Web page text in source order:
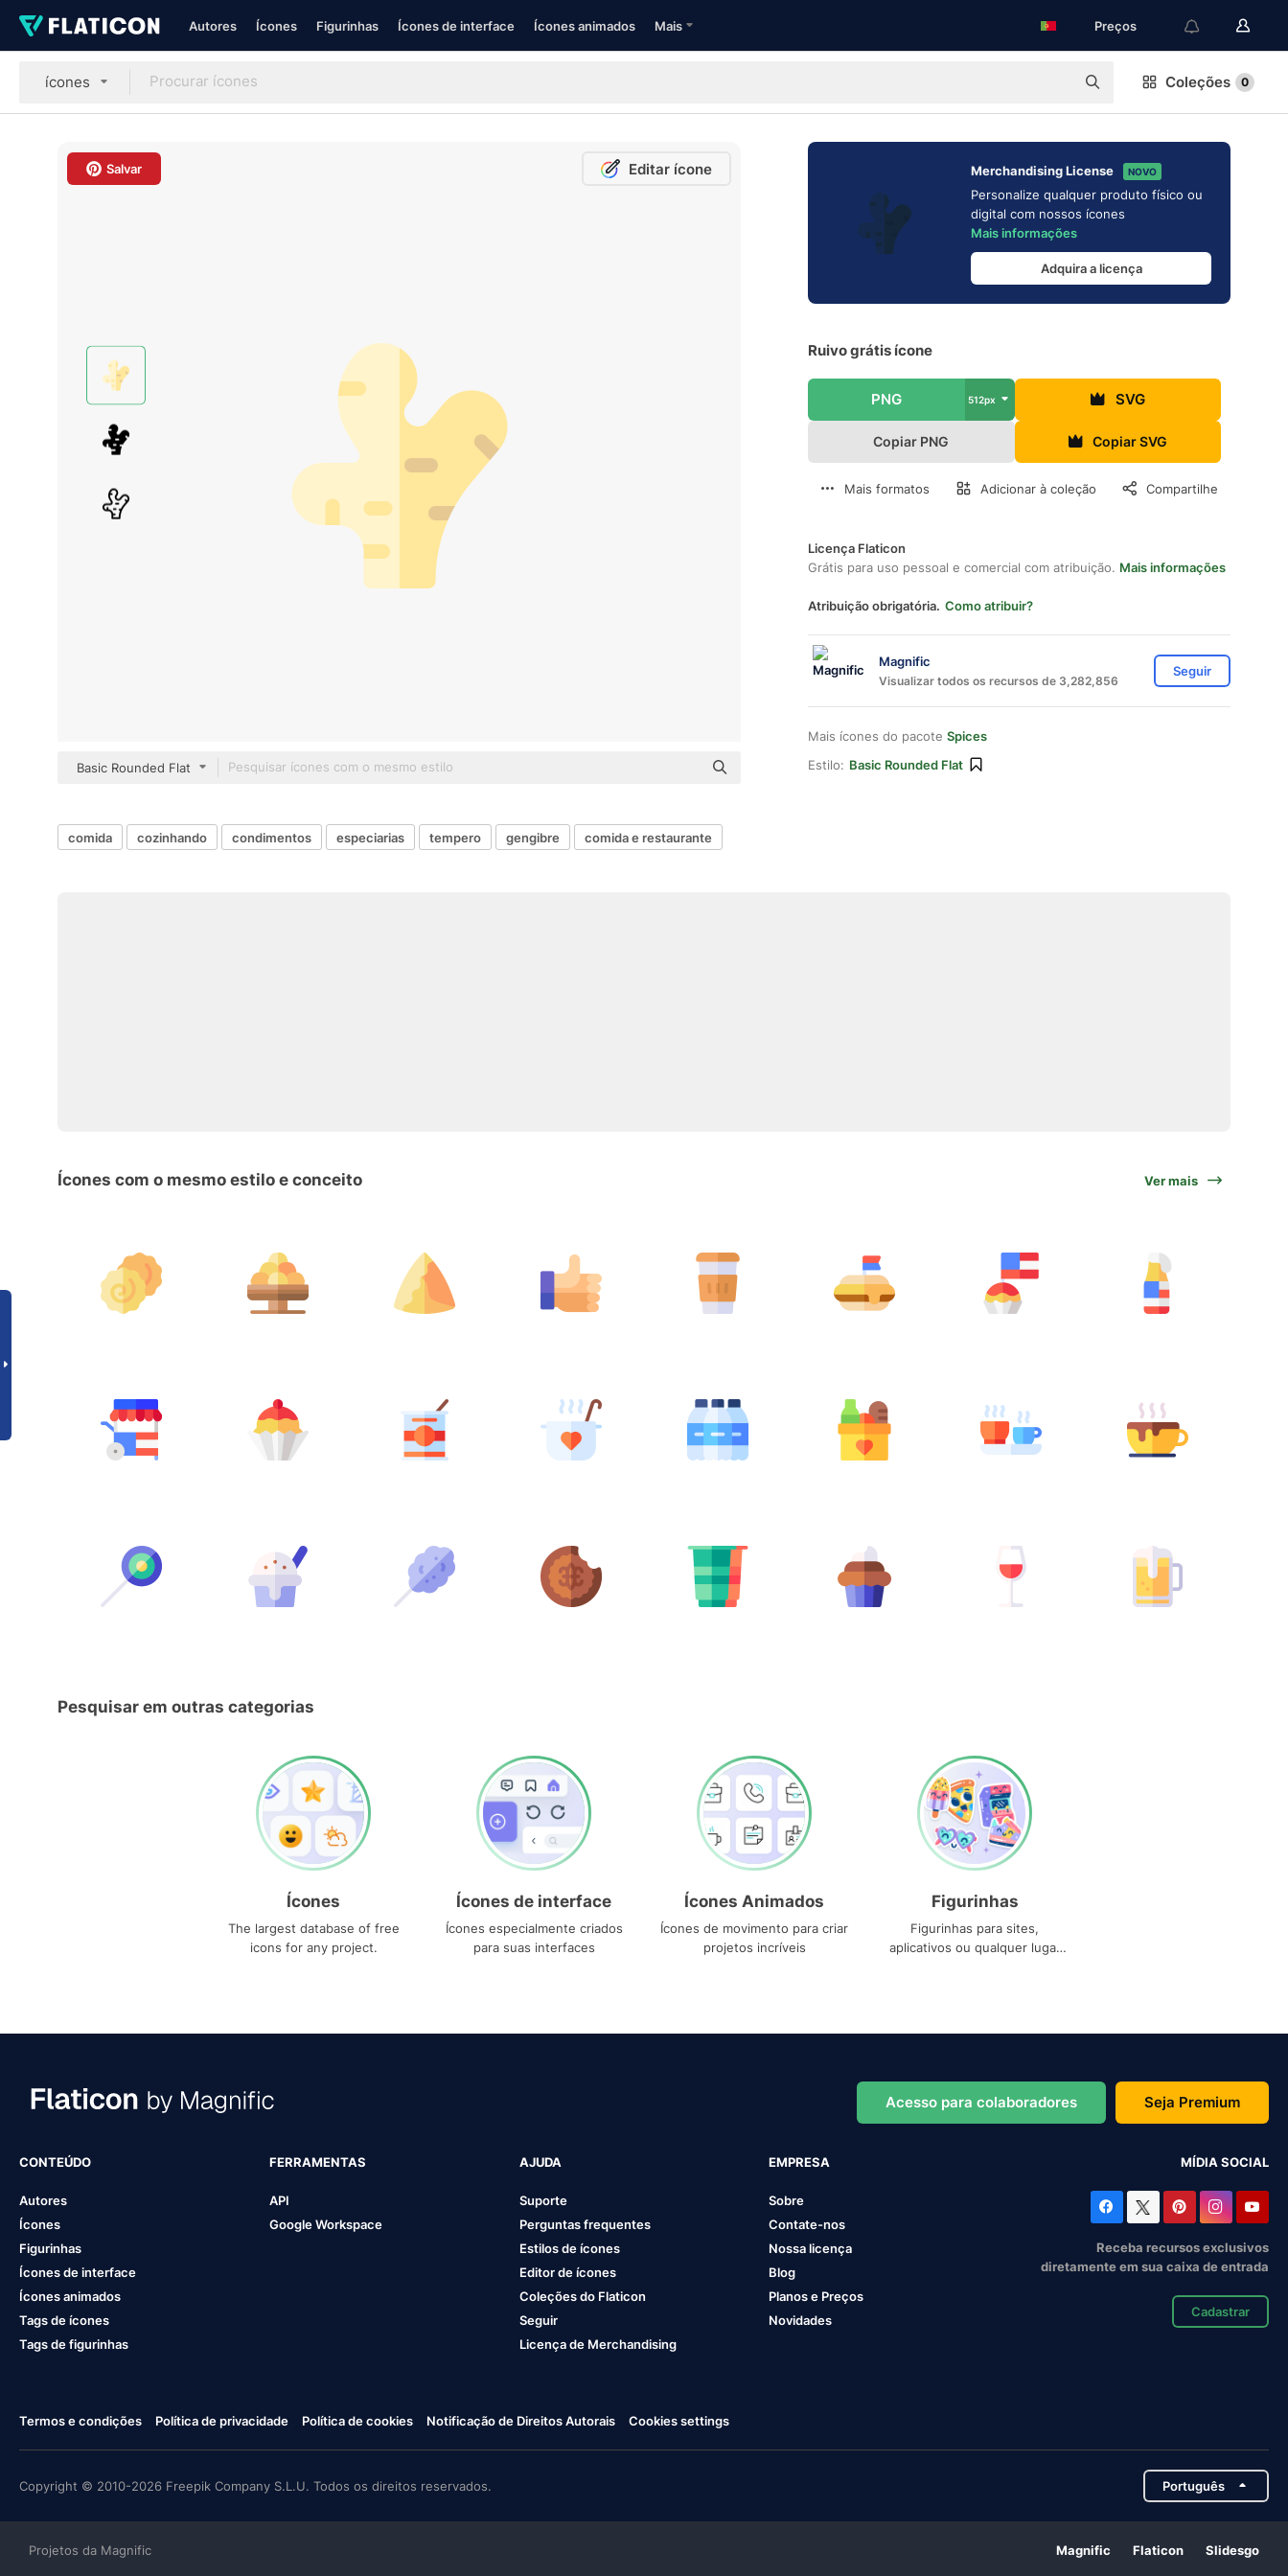
Autores Ícones Figurinhas Ícones de interface Ícones animados Mais Preços
ícones Coleções 0
Salvar Editar ícone
Basic Rounded Flat
Merchandising License NOVO
Personalize qualquer produto físico ou
digital com nossos ícones
Mais informações
Adquira a licença
Ruivo grátis ícone
PNG 512px SVG
Copiar PNG Copiar SVG
Mais formatos Adicionar à coleção Compartilhe
Licença Flaticon
Grátis para uso pessoal e comercial com atribuição. Mais informações
Atribuição obrigatória. Como atribuir?
Magnific
Visualizar todos os recursos de 3,282,856
Seguir
Mais ícones do pacote Spices
Estilo: Basic Rounded Flat
comida cozinhando condimentos especiarias tempero gengibre comida e restaurante
Ícones com o mesmo estilo e conceito Ver mais
Pesquisar em outras categorias
Ícones
The largest database of free
icons for any project.
Ícones de interface
Ícones especialmente criados
para suas interfaces
Ícones Animados
Ícones de movimento para criar
projetos incríveis
Figurinhas
Figurinhas para sites,
aplicativos ou qualquer lugar
Acesso para colaboradores Seja Premium
CONTEÚDO
Autores
Ícones
Figurinhas
Ícones de interface
Ícones animados
Tags de ícones
Tags de figurinhas
FERRAMENTAS
API
Google Workspace
AJUDA
Suporte
Perguntas frequentes
Estilos de ícones
Editor de ícones
Coleções do Flaticon
Seguir
Licença de Merchandising
EMPRESA
Sobre
Contate-nos
Nossa licença
Blog
Planos e Preços
Novidades
MÍDIA SOCIAL
Receba recursos exclusivos
diretamente em sua caixa de entrada
Cadastrar
Termos e condições Política de privacidade Política de cookies Notificação de Direitos Autorais Cookies settings
Copyright © 2010-2026 Freepik Company S.L.U. Todos os direitos reservados. Português
Projetos da Magnific Magnific Flaticon Slidesgo